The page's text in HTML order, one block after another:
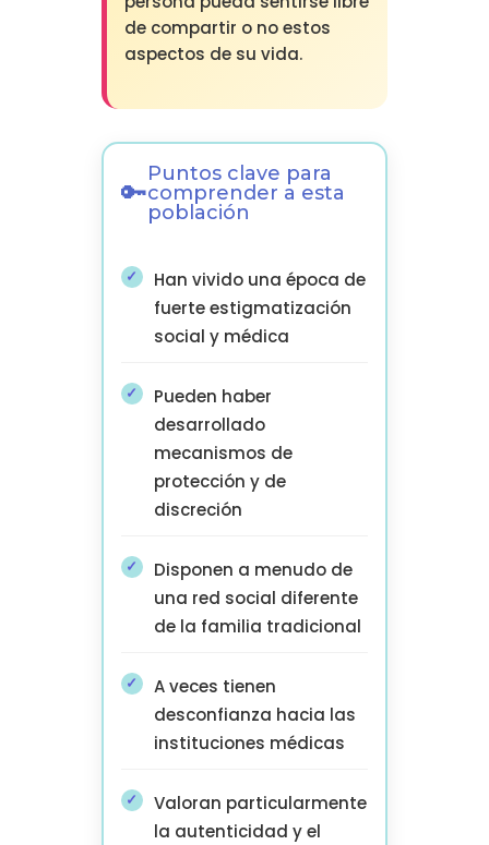
de compartir o no estos
aspectos de su vida.
Puntos clave para
comprender a esta
población
Han vivido una época de
fuerte estigmatización
social y médica
Pueden haber
desarrollado
mecanismos de
protección y de
discreción
Disponen a menudo de
una red social diferente
de la familia tradicional
A veces tienen
desconfianza hacia las
instituciones médicas
Valoran particularmente
la autenticidad y el